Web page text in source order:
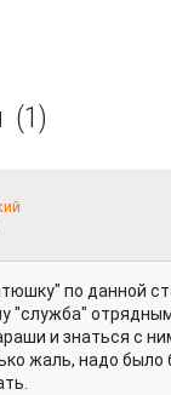
(1)
по данной
"служба"
и знаться с
жаль, надо было